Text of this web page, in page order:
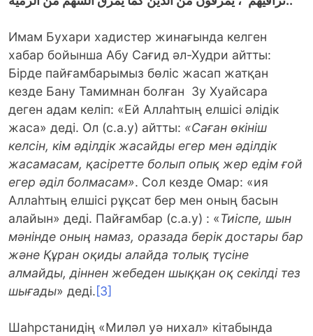
Имам Бухари хадистер жинағында келген
хабар бойынша Абу Сағид әл-Худри айтты:
Бірде пайғамбарымыз бөліс жасап жатқан
кезде Бану Тамимнан болған Зу Хуайсара
деген адам келіп: «Ей Аллаһтың елшісі әлідік
жаса» деді. Ол (с.а.у) айтты: «Саған өкініш
келсін, кім әділдік жасайды егер мен әділдік
жасамасам, қасіретте болып опық жер едім ғой
егер әділ болмасам». Сол кезде Омар: «ия
Аллаһтың елшісі рұқсат бер мен оның басын
алайын» деді. Пайғамбар (с.а.у) : «Тиіспе, шын
мәнінде оның намаз, оразада берік достары бар
және Құран оқиды алайда толық түсіне
алмайды, діннен жебеден шыққан оқ секілді тез
шығады» деді.[3]
Шаһрстанидің «Миләл уә нихал» кітабында